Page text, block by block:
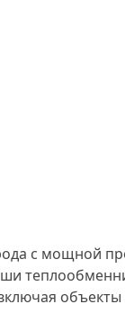
с мощной